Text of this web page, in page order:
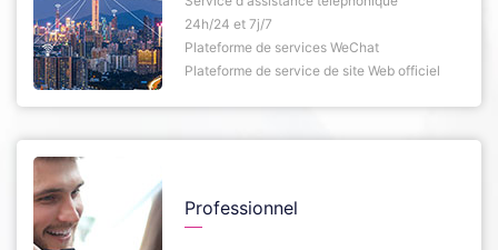
24h/24 et 7j/7
Plateforme de services WeChat
Plateforme de service de site Web officiel
Professionnel